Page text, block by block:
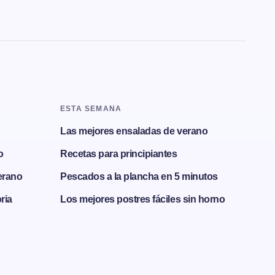
ESTA SEMANA
Las mejores ensaladas de verano
Recetas para principiantes
Pescados a la plancha en 5 minutos
Los mejores postres fáciles sin horno